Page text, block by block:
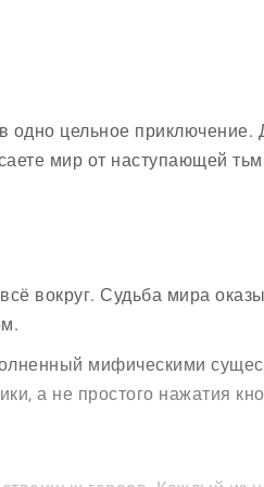
одно цельное приключение.
мир от наступающей
вокруг. Судьба мира
мифическими
а не простого нажатия